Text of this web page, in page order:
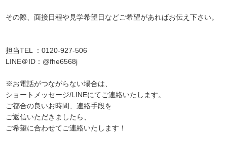
その際、面接日程や見学希望日などご希望があればお伝え下さい。
担当TEL ：0120-927-506
LINE＠ID：@fhe6568j
※お電話がつながらない場合は、
ショートメッセージ/LINEにてご連絡いたします。
ご都合の良いお時間、連絡手段を
ご返信いただきましたら、
ご希望に合わせてご連絡いたします！